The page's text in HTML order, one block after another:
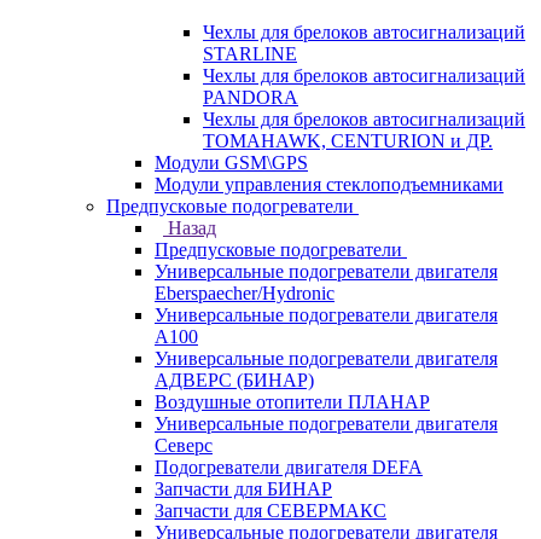
Чехлы для брелоков автосигнализаций
STARLINE
Чехлы для брелоков автосигнализаций
PANDORA
Чехлы для брелоков автосигнализаций
TOMAHAWK, CENTURION и ДР.
Модули GSM\GPS
Модули управления стеклоподъемниками
Предпусковые подогреватели
Назад
Предпусковые подогреватели
Универсальные подогреватели двигателя
Eberspaecher/Hydronic
Универсальные подогреватели двигателя
A100
Универсальные подогреватели двигателя
АДВЕРС (БИНАР)
Воздушные отопители ПЛАНАР
Универсальные подогреватели двигателя
Северс
Подогреватели двигателя DEFA
Запчасти для БИНАР
Запчасти для СЕВЕРМАКС
Универсальные подогреватели двигателя